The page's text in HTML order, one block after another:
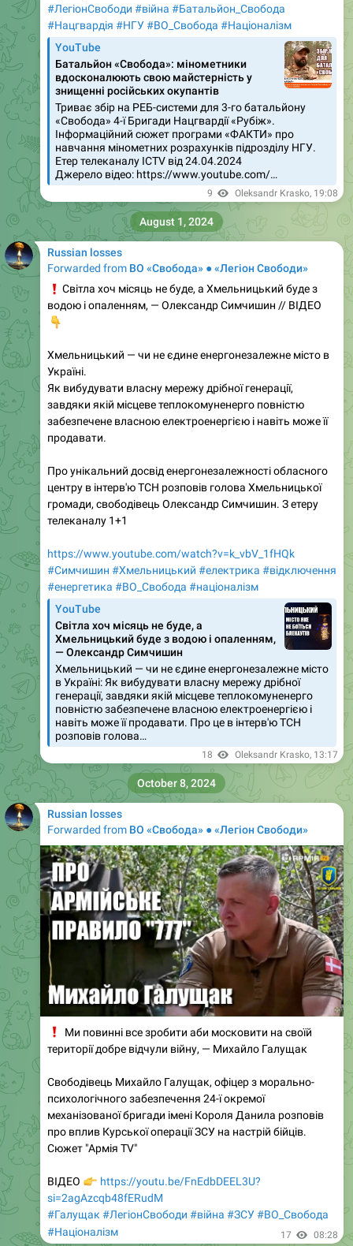
#ЛегіонСвободи #війна #Батальйон_Свобода
#Нацгвардія #НГУ#ВО_Cвобода #Націоналізм
YouTube
Батальйон «Свобода»: мінометники
вдосконалюють свою майстерність у
знищенні російських окупантів
Триває збір на РЕБ-системи для 3-го батальйону
«Свобода» 4-ї Бригади Нацгвардії «Рубіж».
Інформаційний сюжет програми «ФАКТИ» про
навчання мінометних розрахунків підрозділу НГУ.
Етер телеканалу ICTV від 24.04.2024
Джерело відео: https://www.youtube.com/…
9 Oleksandr Krasko, 19:08
Russian losses
Forwarded from ВО «Свобода» ● «Легіон Свободи»
Світла хоч місяць не буде, а Хмельницький буде з
водою і опаленням, — Олександр Симчишин // ВІДЕО
Хмельницький — чи не єдине енергонезалежне місто в
Україні.
Як вибудувати власну мережу дрібної генерації,
завдяки якій місцеве теплокомуненерго повністю
забезпечене власною електроенергією і навіть може її
продавати.
Про унікальний досвід енергонезалежності обласного
центру в інтерв'ю ТСН розповів голова Хмельницької
громади, свободівець Олександр Симчишин. З етеру
телеканалу 1+1
https://www.youtube.com/watch?v=k_vbV_1fHQk
#Симчишин #Хмельницький #електрика #відключення
#енергетика #ВО_Cвобода #націоналізм
YouTube
Світла хоч місяць не буде, а
Хмельницький буде з водою і опаленням,
— Олександр Симчишин
Хмельницький — чи не єдине енергонезалежне місто
в Україні: Як вибудувати власну мережу дрібної
генерації, завдяки якій місцеве теплокомуненерго
повністю забезпечене власною електроенергією і
навіть може її продавати. Про це в інтерв'ю ТСН
розповів голова…
18 Oleksandr Krasko, 13:17
August 1, 2024
Russian losses
Forwarded from ВО «Свобода» ● «Легіон Свободи»
Ми повинні все зробити аби московити на своїй
території добре відчули війну, — Михайло Галущак
Свободівець Михайло Галущак, офіцер з морально-
психологічного забезпечення 24-ї окремої
механізованої бригади імені Короля Данила розповів
про вплив Курської операції ЗСУ на настрій бійців.
Сюжет "Армія TV"
ВІДЕО
https://youtu.be/FnEdbDEEL3U?
si=2agAzcqb48fERudM
#Галущак #ЛегіонСвободи #війна #ЗСУ#ВО_Cвобода
#Націоналізм
17 08:28
October 8, 2024